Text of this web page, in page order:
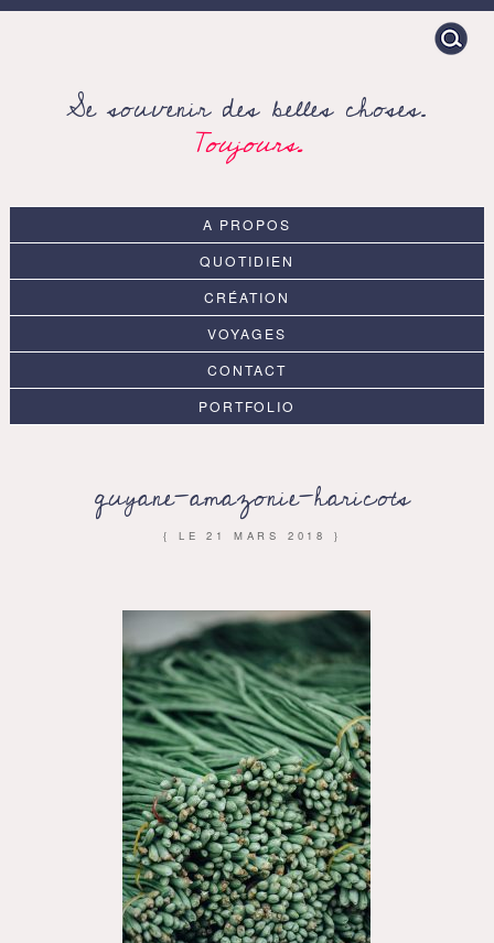
Search
for:
Se souvenir des belles choses.
Toujours.
A PROPOS
QUOTIDIEN
CRÉATION
VOYAGES
CONTACT
PORTFOLIO
guyane-amazonie-haricots
{ LE21 MARS 2018 }